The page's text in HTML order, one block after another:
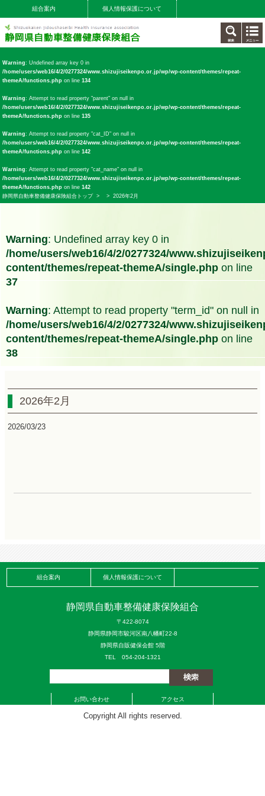
組合案内 個人情報保護について
Warning: Undefined array key 0 in
/home/users/web16/4/2/0277324/www.shizujiseikenpo.or.jp/wp/wp-content/themes/repeat-
themeA/functions.php on line 134
Warning: Attempt to read property "parent" on null in
/home/users/web16/4/2/0277324/www.shizujiseikenpo.or.jp/wp/wp-content/themes/repeat-
themeA/functions.php on line 135
Warning: Attempt to read property "cat_ID" on null in
/home/users/web16/4/2/0277324/www.shizujiseikenpo.or.jp/wp/wp-content/themes/repeat-
themeA/functions.php on line 142
Warning: Attempt to read property "cat_name" on null in
/home/users/web16/4/2/0277324/www.shizujiseikenpo.or.jp/wp/wp-content/themes/repeat-
themeA/functions.php on line 142
静岡県自動車整備健康保険組合トップ> > 2026年2月
Warning: Undefined array key 0 in
/home/users/web16/4/2/0277324/
content/themes/repeat-themeA/single.php on line
37
Warning: Attempt to read property "term_id" on null in
/home/users/web16/4/2/0277324/
content/themes/repeat-themeA/single.php on line
38
2026年2月
2026/03/23
組合案内 個人情報保護について
静岡県自動車整備健康保険組合
〒422-8074
静岡県静岡市駿河区南八幡町22-8
静岡県自販健保会館 5階
TEL 054-204-1321
お問い合わせ アクセス
Copyright All rights reserved.